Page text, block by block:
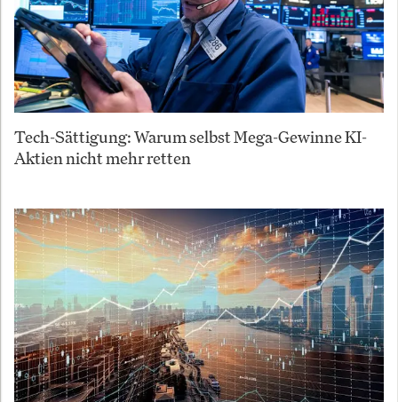
Tech-Sättigung: Warum selbst Mega-Gewinne KI-
Aktien nicht mehr retten